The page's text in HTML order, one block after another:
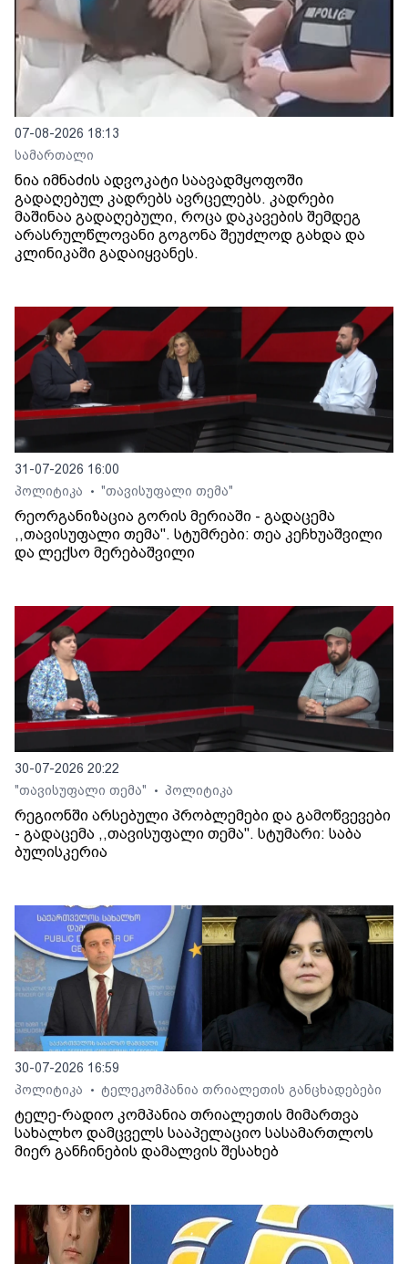
07-08-2026 18:13
სამართალი
ნია იმნაძის ადვოკატი საავადმყოფოში
გადაღებულ კადრებს ავრცელებს. კადრები
მაშინაა გადაღებული, როცა დაკავების შემდეგ
არასრულწლოვანი გოგონა შეუძლოდ გახდა და
კლინიკაში გადაიყვანეს.
31-07-2026 16:00
პოლიტიკა
• "თავისუფალი თემა"
რეორგანიზაცია გორის მერიაში - გადაცემა
,,თავისუფალი თემა". სტუმრები: თეა კეჩხუაშვილი
და ლექსო მერებაშვილი
30-07-2026 20:22
"თავისუფალი თემა"
• პოლიტიკა
რეგიონში არსებული პრობლემები და გამოწვევები
- გადაცემა ,,თავისუფალი თემა". სტუმარი: საბა
ბულისკერია
30-07-2026 16:59
პოლიტიკა
• ტელეკომპანია თრიალეთის განცხადებები
ტელე-რადიო კომპანია თრიალეთის მიმართვა
სახალხო დამცველს სააპელაციო სასამართლოს
მიერ განჩინების დამალვის შესახებ